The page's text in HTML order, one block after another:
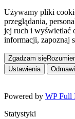
Używamy pliki
przeglądania,
jej ruch i wyświetlać
informacji, zapoznaj
Zgadzam się
Ustawienia
Powered by WP Full
Statystyki